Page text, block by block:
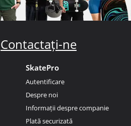
Contactați-ne
SkatePro
Autentificare
Despre noi
Informații despre companie
Plată securizată